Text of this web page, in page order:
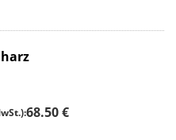
68.50 €